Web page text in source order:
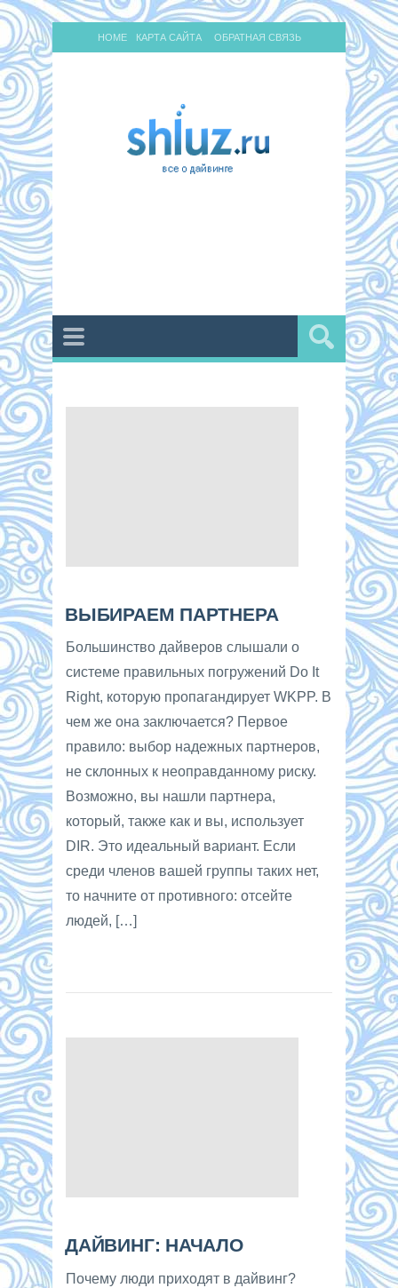
HOME КАРТА САЙТА ОБРАТНАЯ СВЯЗЬ
ВЫБИРАЕМ ПАРТНЕРА
Большинство дайверов слышали о
системе правильных погружений Do It
Right, которую пропагандирует WKPP. В
чем же она заключается? Первое
правило: выбор надежных партнеров,
не склонных к неоправданному риску.
Возможно, вы нашли партнера,
который, также как и вы, использует
DIR. Это идеальный вариант. Если
среди членов вашей группы таких нет,
то начните от противного: отсейте
людей, […]
ДАЙВИНГ: НАЧАЛО
Почему люди приходят в дайвинг?